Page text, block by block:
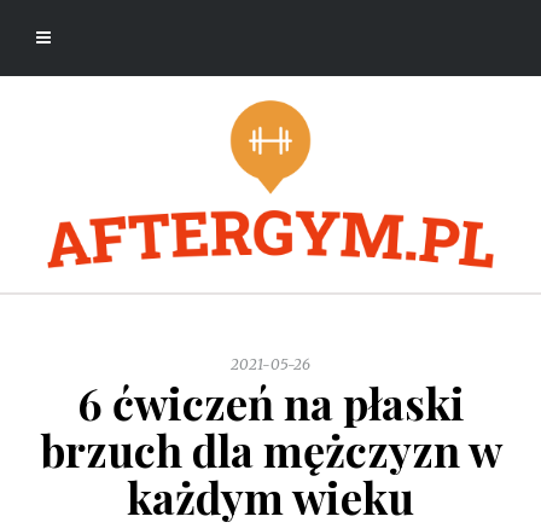
2021-05-26
6 ćwiczeń na płaski
brzuch dla mężczyzn w
każdym wieku